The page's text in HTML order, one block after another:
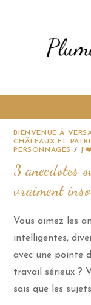
BIENVENUE À
CHÂTEAUX ET
PERSONNAGES /
3 anecdotes
vraiment
Vous aimez les
intelligentes,
avec une pointe
travail sérieux ?
sais que les